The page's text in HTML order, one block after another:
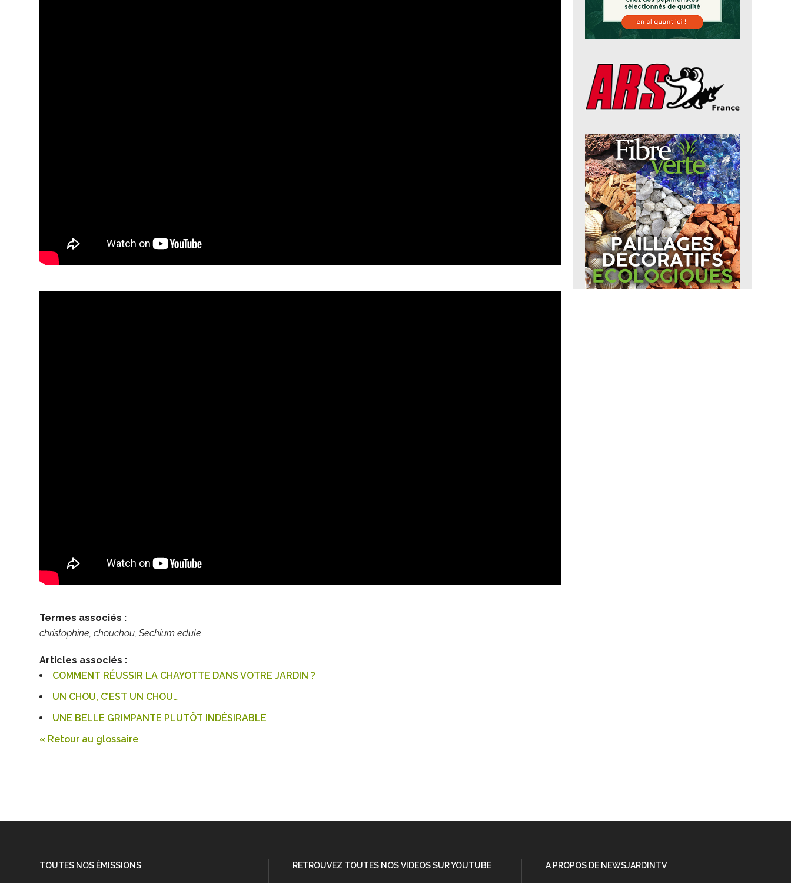
Termes associés :
christophine, chouchou, Sechium edule
Articles associés :
COMMENT RÉUSSIR LA CHAYOTTE DANS VOTRE JARDIN ?
UN CHOU, C’EST UN CHOU…
UNE BELLE GRIMPANTE PLUTÔT INDÉSIRABLE
« Retour au glossaire
TOUTES NOS ÉMISSIONS RETROUVEZ TOUTES NOS VIDEOS SUR YOUTUBE A PROPOS DE NEWSJARDINTV